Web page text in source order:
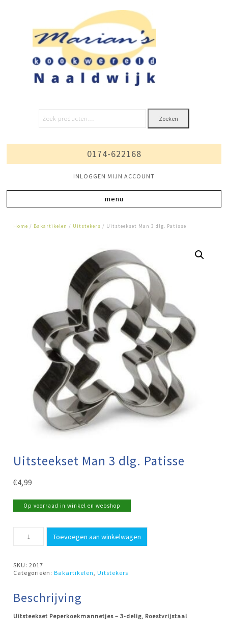
Zoeken
0174-622168
INLOGGEN MIJN ACCOUNT
Home / Bakartikelen / Uitstekers / Uitsteekset Man 3 dlg. Patisse
Uitsteekset Man 3 dlg. Patisse
€4,99
Op voorraad in winkel en webshop
aantal
Toevoegen aan winkelwagen
SKU:2017
Categorieën:Bakartikelen ,Uitstekers
Beschrijving
Uitsteekset Peperkoekmannetjes – 3-delig, Roestvrijstaal